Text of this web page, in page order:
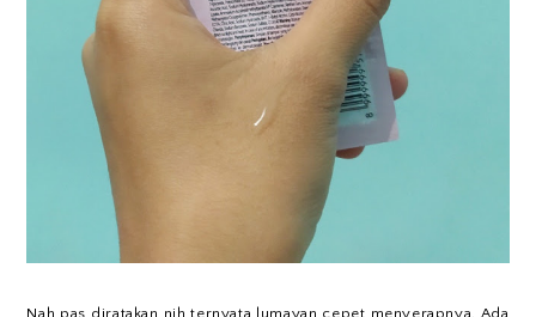
Nah pas diratakan nih ternyata lumayan cepet menyerapnya. Ada